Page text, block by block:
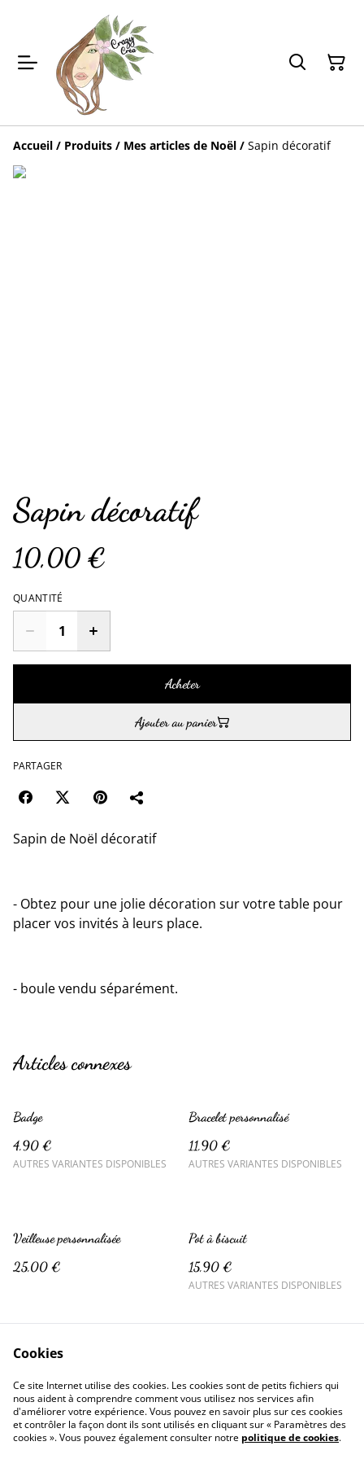
Accueil / Produits / Mes articles de Noël / Sapin décoratif
Sapin décoratif
10,00 €
QUANTITÉ
Acheter
Ajouter au panier
PARTAGER
Sapin de Noël décoratif
- Obtez pour une jolie décoration sur votre table pour
placer vos invités à leurs place.
- boule vendu séparément.
Articles connexes
Badge
4,90 €
AUTRES VARIANTES DISPONIBLES
Bracelet personnalisé
11,90 €
AUTRES VARIANTES DISPONIBLES
Veilleuse personnalisée
25,00 €
Pot à biscuit
15,90 €
AUTRES VARIANTES DISPONIBLES
Contactez-nous
Conditions
Politique de confidentialité
Politique de cookies
Cookies
Ce site Internet utilise des cookies. Les cookies sont de petits fichiers qui
nous aident à comprendre comment vous utilisez nos services afin
d'améliorer votre expérience. Vous pouvez en savoir plus sur ces cookies
et contrôler la façon dont ils sont utilisés en cliquant sur « Paramètres des
cookies ». Vous pouvez également consulter notre politique de cookies.